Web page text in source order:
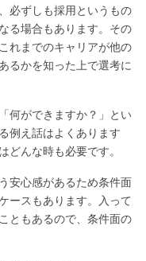
必ずしも採用というもの
る場合もあります。その
れまでのキャリアが他の
るかを知った上で選考に
何ができますか？」とい
例え話はよくあります
どんな時も必要です。
安心感があるため条件面
ースもあります。入って
ともあるので、条件面の